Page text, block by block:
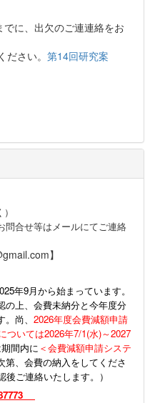
でに、出欠のご連連絡をお
さい。 第14回研究案
問合せ等はメールにてご連絡
】
年9月から始まっています。
の上、会費未納分と今年度分
尚、 2026年度会費減額申請
ついては2026年7/1(水)～2027
間内に ＜会費減額申請システ
、会費の納入をしてくださ
ご連絡いたします。）